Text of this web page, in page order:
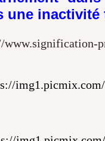
une inactivité
www.signification-